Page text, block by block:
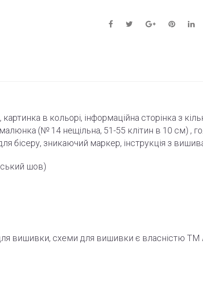
картинка в кольорі, інформаційна сторінка з
(№ 14 нещільна, 51-55 клітин в 10 см) ,
бісеру, зникаючий маркер, інструкція з
шов)
для вишивки, схеми для вишивки є власністю